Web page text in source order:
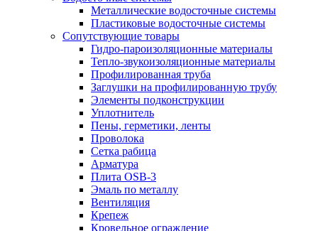
Металлические водосточные системы
Пластиковые водосточные системы
Сопутствующие товары
Гидро-пароизоляционные материалы
Тепло-звукоизоляционные материалы
Профилированная труба
Заглушки на профилированную трубу
Элементы подконструкции
Уплотнитель
Пены, герметики, ленты
Проволока
Сетка рабица
Арматура
Плита OSB-3
Эмаль по металлу
Вентиляция
Крепеж
Кровельное ограждение